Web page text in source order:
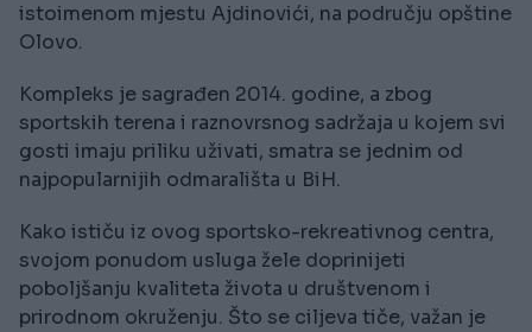
istoimenom mjestu Ajdinovići, na području opštine
Olovo.
Kompleks je sagrađen 2014. godine, a zbog
sportskih terena i raznovrsnog sadržaja u kojem svi
gosti imaju priliku uživati, smatra se jednim od
najpopularnijih odmarališta u BiH.
Kako ističu iz ovog sportsko-rekreativnog centra,
svojom ponudom usluga žele doprinijeti
poboljšanju kvaliteta života u društvenom i
prirodnom okruženju. Što se ciljeva tiče, važan je